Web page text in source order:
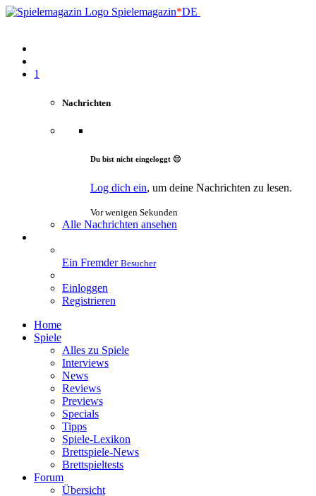
Spielemagazin*DE
1
Nachrichten
Du bist nicht eingeloggt 😔
Log dich ein, um deine Nachrichten zu lesen.
Vor wenigen Sekunden
Alle Nachrichten ansehen
Ein Fremder Besucher
Einloggen
Registrieren
Home
Spiele
Alles zu Spiele
Interviews
News
Reviews
Previews
Specials
Tipps
Spiele-Lexikon
Brettspiele-News
Brettspieltests
Forum
Übersicht